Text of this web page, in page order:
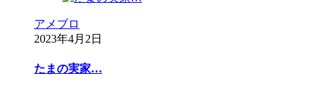
アメブロ
2023年4月2日
たまの実家…